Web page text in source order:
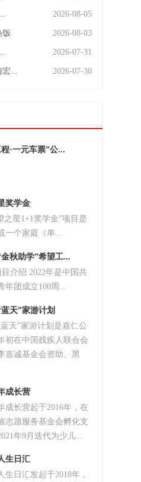
2026-08-05
2026-08-03
饭
2026-07-31
2026-07-30
宏...
·一元车票”公...
奖学金
星1+1奖学金”项目是
一个家庭（单...
秋助学”希望工...
介绍 2022年是中国共
年团成立100周...
天”家游计划
天”家游计划是嘉仁公
初在中国残疾人联合会
嘉诚基金会资助、黑
成长营
成长营起于2016年，在
志愿服务基金会孵化支
年9月迭代为少儿...
生日汇
生日汇发起于2018年，